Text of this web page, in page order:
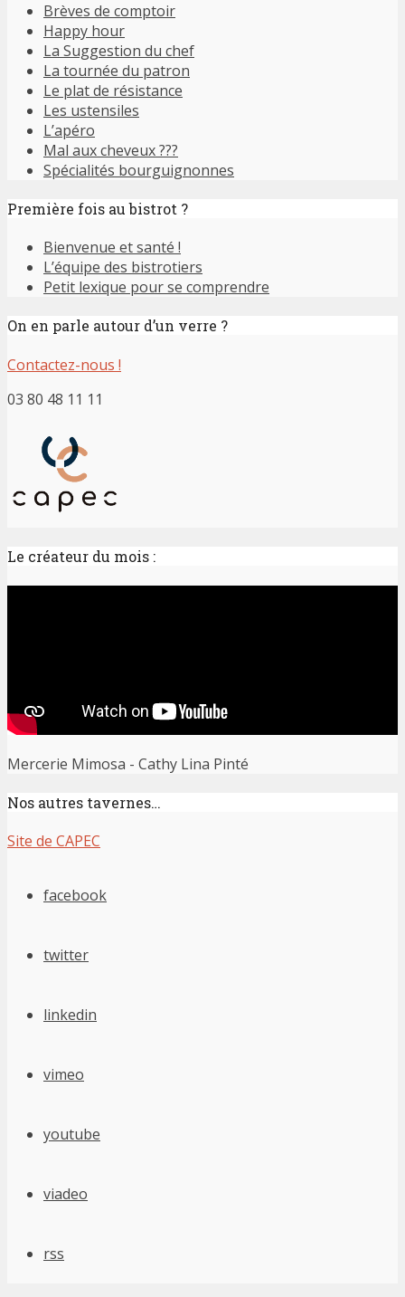
Brèves de comptoir
Happy hour
La Suggestion du chef
La tournée du patron
Le plat de résistance
Les ustensiles
L’apéro
Mal aux cheveux ???
Spécialités bourguignonnes
Première fois au bistrot ?
Bienvenue et santé !
L’équipe des bistrotiers
Petit lexique pour se comprendre
On en parle autour d’un verre ?
Contactez-nous !
03 80 48 11 11
Le créateur du mois :
Mercerie Mimosa - Cathy Lina Pinté
Nos autres tavernes…
Site de CAPEC
facebook
twitter
linkedin
vimeo
youtube
viadeo
rss